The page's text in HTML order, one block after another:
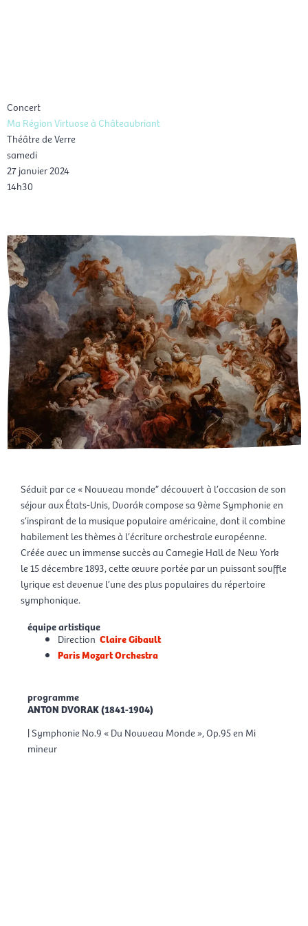
Concert
Ma Région Virtuose à Châteaubriant
Théâtre de Verre
samedi
27 janvier 2024
14h30
Séduit par ce « Nouveau monde” découvert à l’occasion de son
séjour aux États-Unis, Dvorák compose sa 9èmeSymphonie en
s’inspirant de la musique populaire américaine, dont il combine
habilement les thèmes à l’écriture orchestrale européenne.
Créée avec un immense succès au Carnegie Hall de New York
le 15 décembre 1893, cette œuvre portée par un puissant souffle
lyrique est devenue l’une des plus populaires du répertoire
symphonique.
équipe artistique
Direction Claire Gibault
Paris Mozart Orchestra
programme
ANTON DVORAK (1841-1904)
| Symphonie No.9 « Du Nouveau Monde », Op.95 en Mi
mineur